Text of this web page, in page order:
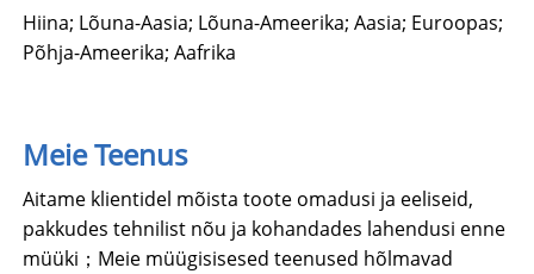
Hiina; Lõuna-Aasia; Lõuna-Ameerika; Aasia; Euroopas;
Põhja-Ameerika; Aafrika
Meie Teenus
Aitame klientidel mõista toote omadusi ja eeliseid,
pakkudes tehnilist nõu ja kohandades lahendusi enne
müüki；Meie müügisisesed teenused hõlmavad